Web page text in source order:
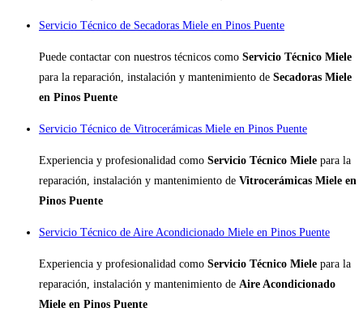
Servicio Técnico de Secadoras Miele en Pinos Puente
Puede contactar con nuestros técnicos como Servicio Técnico Miele
para la reparación, instalación y mantenimiento de Secadoras Miele
en Pinos Puente
Servicio Técnico de Vitrocerámicas Miele en Pinos Puente
Experiencia y profesionalidad como Servicio Técnico Miele para la
reparación, instalación y mantenimiento de Vitrocerámicas Miele en
Pinos Puente
Servicio Técnico de Aire Acondicionado Miele en Pinos Puente
Experiencia y profesionalidad como Servicio Técnico Miele para la
reparación, instalación y mantenimiento de Aire Acondicionado
Miele en Pinos Puente